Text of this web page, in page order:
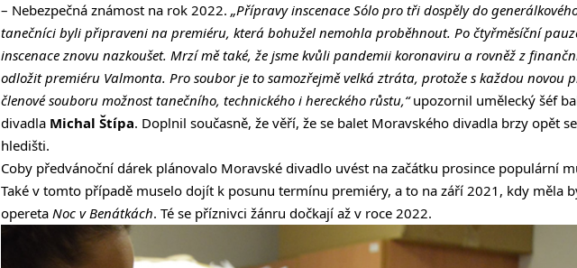
– Nebezpečná známost na rok 2022. „Přípravy inscenace Sólo pro tři dospěly do
tanečníci byli připraveni na premiéru, která bohužel nemohla proběhnout. Po čtyřměsíční
inscenace znovu nazkoušet. Mrzí mě také, že jsme kvůli pandemii koronaviru a rovněž z
odložit premiéru Valmonta. Pro soubor je to samozřejmě velká ztráta, protože s každou novou
členové souboru možnost tanečního, technického i hereckého růstu,“upozornil umělecký šéf
divadla Michal Štípa. Doplnil současně, že věří, že se balet Moravského divadla brzy opět
hledišti.
Coby předvánoční dárek plánovalo Moravské divadlo uvést na začátku prosince populární
Také v tomto případě muselo dojít k posunu termínu premiéry, a to na září 2021, kdy měla
opereta Noc v Benátkách. Té se příznivci žánru dočkají až v roce 2022.